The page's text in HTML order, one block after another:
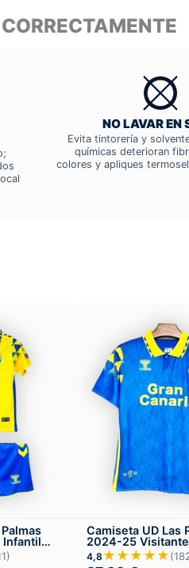
NO LAVAR EN
Evita tintorería y
químicas deterioran
colores y apliques
Camiseta UD Las
2024-25 Visitante
4,8 ★★★★★